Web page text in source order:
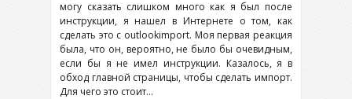
могу сказать слишком много как я был после
инструкции, я нашел в Интернете о том, как
сделать это с outlookimport. Моя первая реакция
была, что он, вероятно, не было бы очевидным,
если бы я не имел инструкции. Казалось, я в
обход главной страницы, чтобы сделать импорт.
Для чего это стоит…